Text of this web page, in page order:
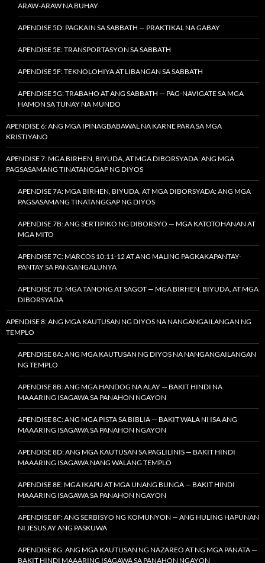
ARAW-ARAW NA BUHAY
APENDISE 5D: PAGKAIN SA SABBATH — PRAKTIKAL NA GABAY
APENDISE 5E: TRANSPORTASYON SA SABBATH
APENDISE 5F: TEKNOLOHIYA AT LIBANGAN SA SABBATH
APENDISE 5G: TRABAHO AT ANG SABBATH — PAG-NAVIGATE SA MGA
HAMON SA TUNAY NA MUNDO
APENDISE 6: ANG MGA IPINAGBABAWAL NA KARNE PARA SA MGA
KRISTIYANO
APENDISE 7: MGA BIRHEN, BIYUDA, AT MGA DIBORSYADA: ANG MGA
PAGSASAMANG TINATANGGAP NG DIYOS
APENDISE 7A: MGA BIRHEN, BIYUDA, AT MGA DIBORSYADA: ANG MGA
PAGSASAMANG TINATANGGAP NG DIYOS
APENDISE 7B: ANG SERTIPIKO NG DIBORSYO — MGA KATOTOHANAN AT
MGA MITO
APENDISE 7C: MARCOS 10:11-12 AT ANG MALING PAGKAKAPANTAY-
PANTAY SA PANGANGALUNYA
APENDISE 7D: MGA TANONG AT SAGOT — MGA BIRHEN, BIYUDA, AT MGA
DIBORSYADA
APENDISE 8: ANG MGA KAUTUSAN NG DIYOS NA NANGANGAILANGAN NG
TEMPLO
APENDISE 8A: ANG MGA KAUTUSAN NG DIYOS NA NANGANGAILANGAN
NG TEMPLO
APENDISE 8B: ANG MGA HANDOG NA ALAY — BAKIT HINDI NA
MAAARING ISAGAWA SA PANAHON NGAYON
APENDISE 8C: ANG MGA PISTA SA BIBLIA — BAKIT WALA NI ISA ANG
MAAARING ISAGAWA SA PANAHON NGAYON
APENDISE 8D: ANG MGA KAUTUSAN SA PAGLILINIS — BAKIT HINDI
MAAARING ISAGAWA NANG WALANG TEMPLO
APENDISE 8E: MGA IKAPU AT MGA UNANG BUNGA — BAKIT HINDI
MAAARING ISAGAWA SA PANAHON NGAYON
APENDISE 8F: ANG SERBISYO NG KOMUNYON — ANG HULING HAPUNAN
NI JESUS AY ANG PASKUWA
APENDISE 8G: ANG MGA KAUTUSAN NG NAZAREO AT NG MGA PANATA —
BAKIT HINDI MAAARING ISAGAWA SA PANAHON NGAYON